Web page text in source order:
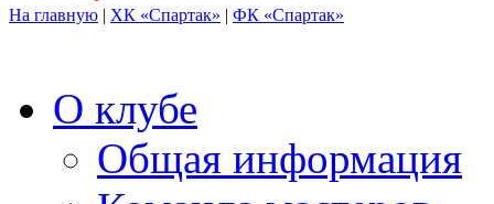
На главную | ХК «Спартак» | ФК «Спартак»
О клубе
Общая информация